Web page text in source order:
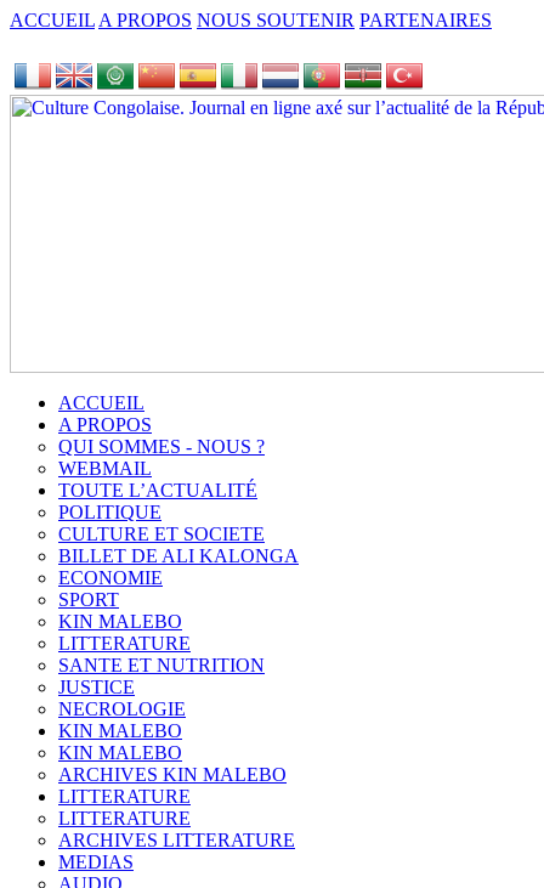
ACCUEIL A PROPOS NOUS SOUTENIR PARTENAIRES
ACCUEIL
A PROPOS
QUI SOMMES - NOUS ?
WEBMAIL
TOUTE L’ACTUALITÉ
POLITIQUE
CULTURE ET SOCIETE
BILLET DE ALI KALONGA
ECONOMIE
SPORT
KIN MALEBO
LITTERATURE
SANTE ET NUTRITION
JUSTICE
NECROLOGIE
KIN MALEBO
KIN MALEBO
ARCHIVES KIN MALEBO
LITTERATURE
LITTERATURE
ARCHIVES LITTERATURE
MEDIAS
AUDIO